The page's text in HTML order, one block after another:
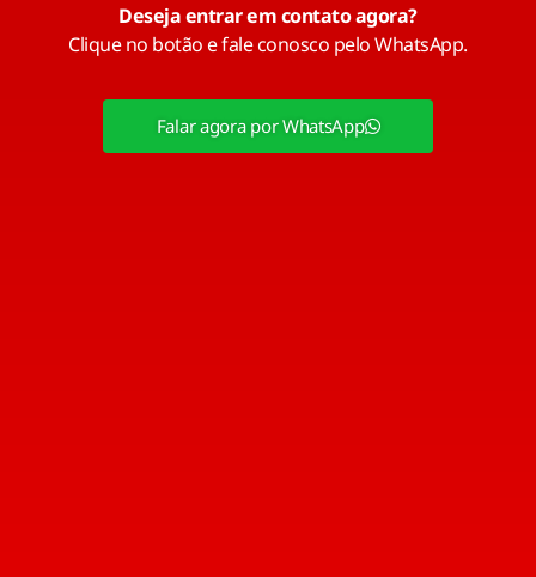
Deseja entrar em contato agora?
Clique no botão e fale conosco pelo WhatsApp.
Falar agora por WhatsApp